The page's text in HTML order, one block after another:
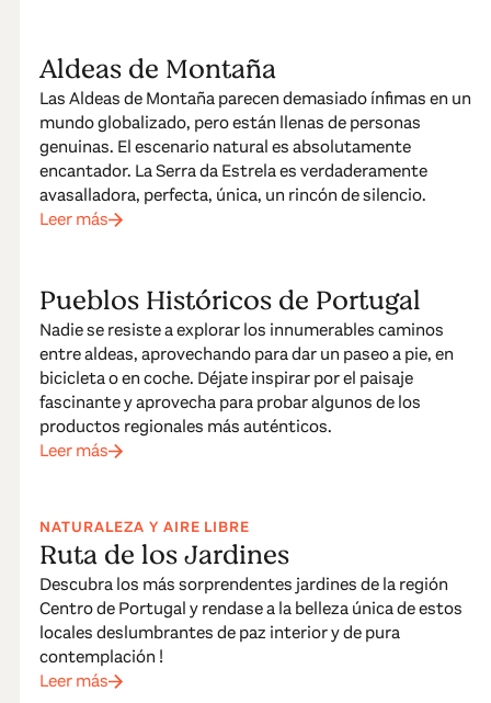
Aldeas de Montaña
Las Aldeas de Montaña parecen demasiado ínfimas en un
mundo globalizado, pero están llenas de personas
genuinas. El escenario natural es absolutamente
encantador. La Serra da Estrela es verdaderamente
avasalladora, perfecta, única, un rincón de silencio.
Leer más
Pueblos Históricos de Portugal
Nadie se resiste a explorar los innumerables caminos
entre aldeas, aprovechando para dar un paseo a pie, en
bicicleta o en coche. Déjate inspirar por el paisaje
fascinante y aprovecha para probar algunos de los
productos regionales más auténticos.
Leer más
NATURALEZA Y AIRE LIBRE
Ruta de los Jardines
Descubra los más sorprendentes jardines de la región
Centro de Portugal y rendase a la belleza única de estos
locales deslumbrantes de paz interior y de pura
contemplación !
Leer más